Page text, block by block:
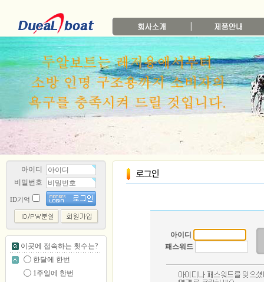
아이디
비밀번호
ID기억
이곳에 접속하는 횟수는?
한달에 한번
1주일에 한번
아이디
패스워드